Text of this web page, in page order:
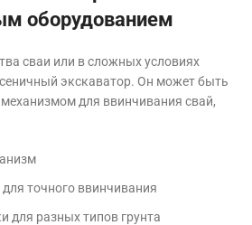
оборудованием
сваи или в сложных условиях
экскаватор. Он может быть
для ввинчивания свай,
точного ввинчивания
для разных типов грунта